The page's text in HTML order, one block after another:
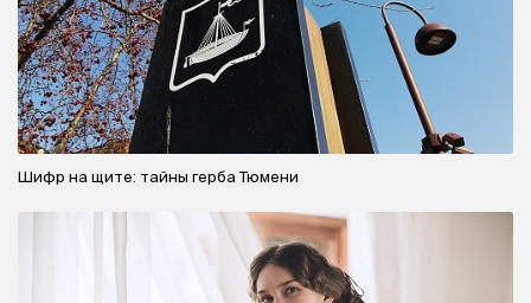
Шифр на щите: тайны герба Тюмени